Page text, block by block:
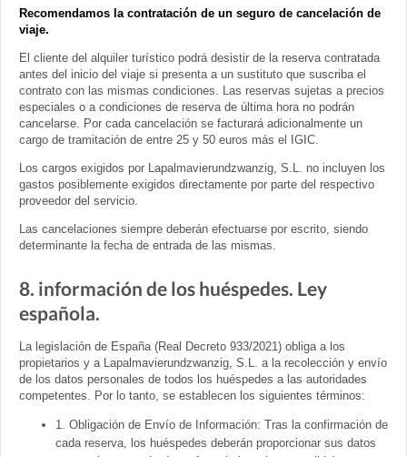
Recomendamos la contratación de un seguro de cancelación de
viaje.
El cliente del alquiler turístico podrá desistir de la reserva contratada
antes del inicio del viaje si presenta a un sustituto que suscriba el
contrato con las mismas condiciones. Las reservas sujetas a precios
especiales o a condiciones de reserva de última hora no podrán
cancelarse. Por cada cancelación se facturará adicionalmente un
cargo de tramitación de entre 25 y 50 euros más el IGIC.
Los cargos exigidos por Lapalmavierundzwanzig, S.L. no incluyen los
gastos posiblemente exigidos directamente por parte del respectivo
proveedor del servicio.
Las cancelaciones siempre deberán efectuarse por escrito, siendo
determinante la fecha de entrada de las mismas.
8. información de los huéspedes. Ley
española.
La legislación de España (Real Decreto 933/2021) obliga a los
propietarios y a Lapalmavierundzwanzig, S.L. a la recolección y envío
de los datos personales de todos los huéspedes a las autoridades
competentes. Por lo tanto, se establecen los siguientes términos:
1. Obligación de Envío de Información: Tras la confirmación de
cada reserva, los huéspedes deberán proporcionar sus datos